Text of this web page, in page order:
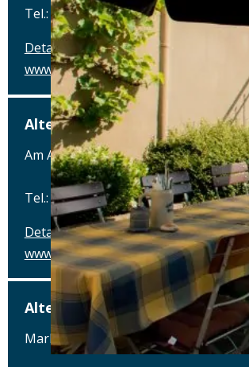
Tel.: Tel.: 08291-858220
Details
www.posthalterei.com
Alter Schlachthof
Am Alten Schlachthof 9, 93055
Tel.: Tel.: 0941-4637770
Details
www.hotel-schlachthof-
Alter Wirt
Marktplatz 1, 82031 Grünwald